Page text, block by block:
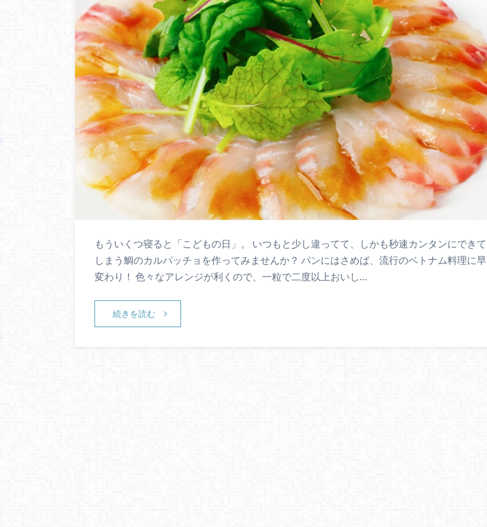
もういくつ寝ると「こどもの日」。 いつもと少し違ってて、しかも秒速カンタンにできて
しまう鯛のカルパッチョを作ってみませんか？ パンにはさめば、流行のベトナム料理に早
変わり！ 色々なアレンジが利くので、一粒で二度以上おいし…
続きを読む